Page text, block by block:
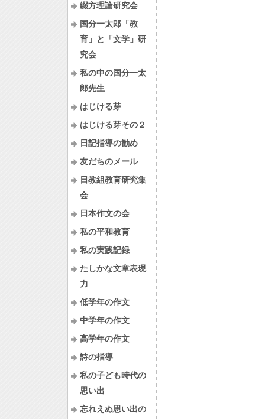
綴方理論研究会
国分一太郎「教
育」と「文学」研
究会
私の中の国分一太
郎先生
はじける芽
はじける芽その２
日記指導の勧め
友だちのメール
日教組教育研究集
会
日本作文の会
私の平和教育
私の実践記録
たしかな文章表現
力
低学年の作文
中学年の作文
高学年の作文
詩の指導
私の子ども時代の
思い出
忘れえぬ思い出の